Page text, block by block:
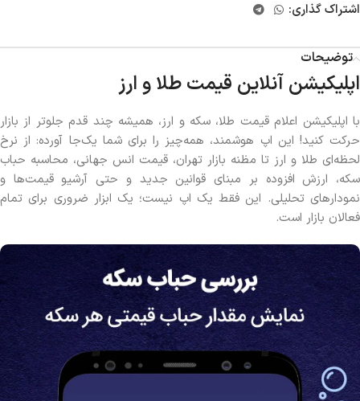
اشتراک گذاری:
توضیحات
اپلیکیشن آنلاین قیمت طلا و ارز
با اپلیکیشن اعلام قیمت طلا، سکه و ارز، همیشه چند قدم جلوتر از بازار
حرکت کنید! این اپ هوشمند، همه‌چیز را برای شما یک‌جا آورده: از نرخ
لحظه‌ای طلا و ارز تا مظنه بازار تهران، قیمت انس جهانی، محاسبه حباب
سکه، ارزش افزوده بر مبنای قوانین جدید و حتی آرشیو قیمت‌ها و
نمودارهای تحلیلی. این فقط یک اپ نیست؛ یک ابزار ضروری برای تمام
فعالان بازار است.